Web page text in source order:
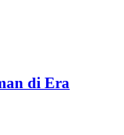
di Era